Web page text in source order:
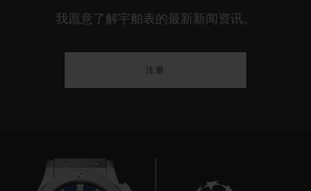
我愿意了解宇舶表的最新新闻资讯。
注册